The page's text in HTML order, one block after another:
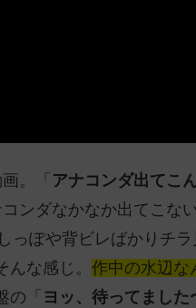
。「 アナコンダ出てこ
ンダなかなか出てこな
っぽや背ビレばかりチ
な感じ。 作中の水辺な
「 ヨッ、待ってました